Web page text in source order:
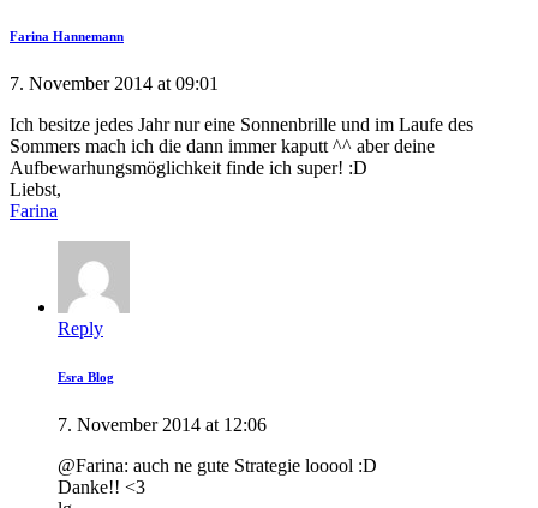
Farina Hannemann
7. November 2014 at 09:01
Ich besitze jedes Jahr nur eine Sonnenbrille und im Laufe des
Sommers mach ich die dann immer kaputt ^^ aber deine
Aufbewarhungsmöglichkeit finde ich super! :D
Liebst,
Farina
Reply
Esra Blog
7. November 2014 at 12:06
@Farina: auch ne gute Strategie looool :D
Danke!! <3